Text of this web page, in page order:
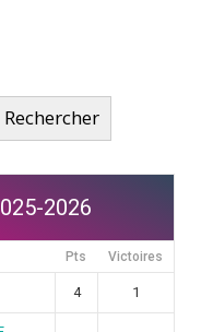
Rechercher
2026
Pts Victoires
4 1